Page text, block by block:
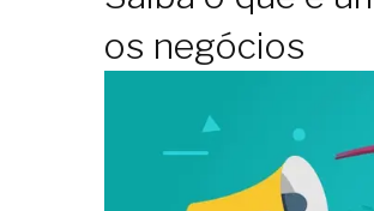
os negócios